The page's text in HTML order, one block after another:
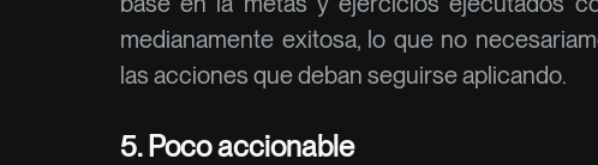
medianamente exitosa, lo que no
las acciones que deban seguirse aplicando.
5. Poco accionable